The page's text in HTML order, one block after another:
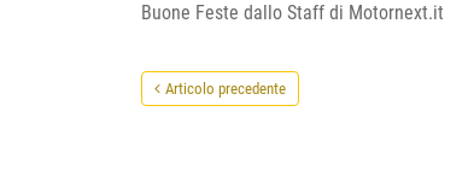
Buone Feste dallo Staff di Motornext.it
Articolo precedente